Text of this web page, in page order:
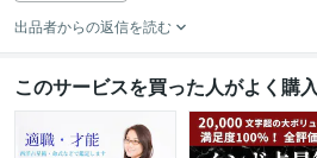
出品者からの返信を読む
このサービスを買った人がよく購